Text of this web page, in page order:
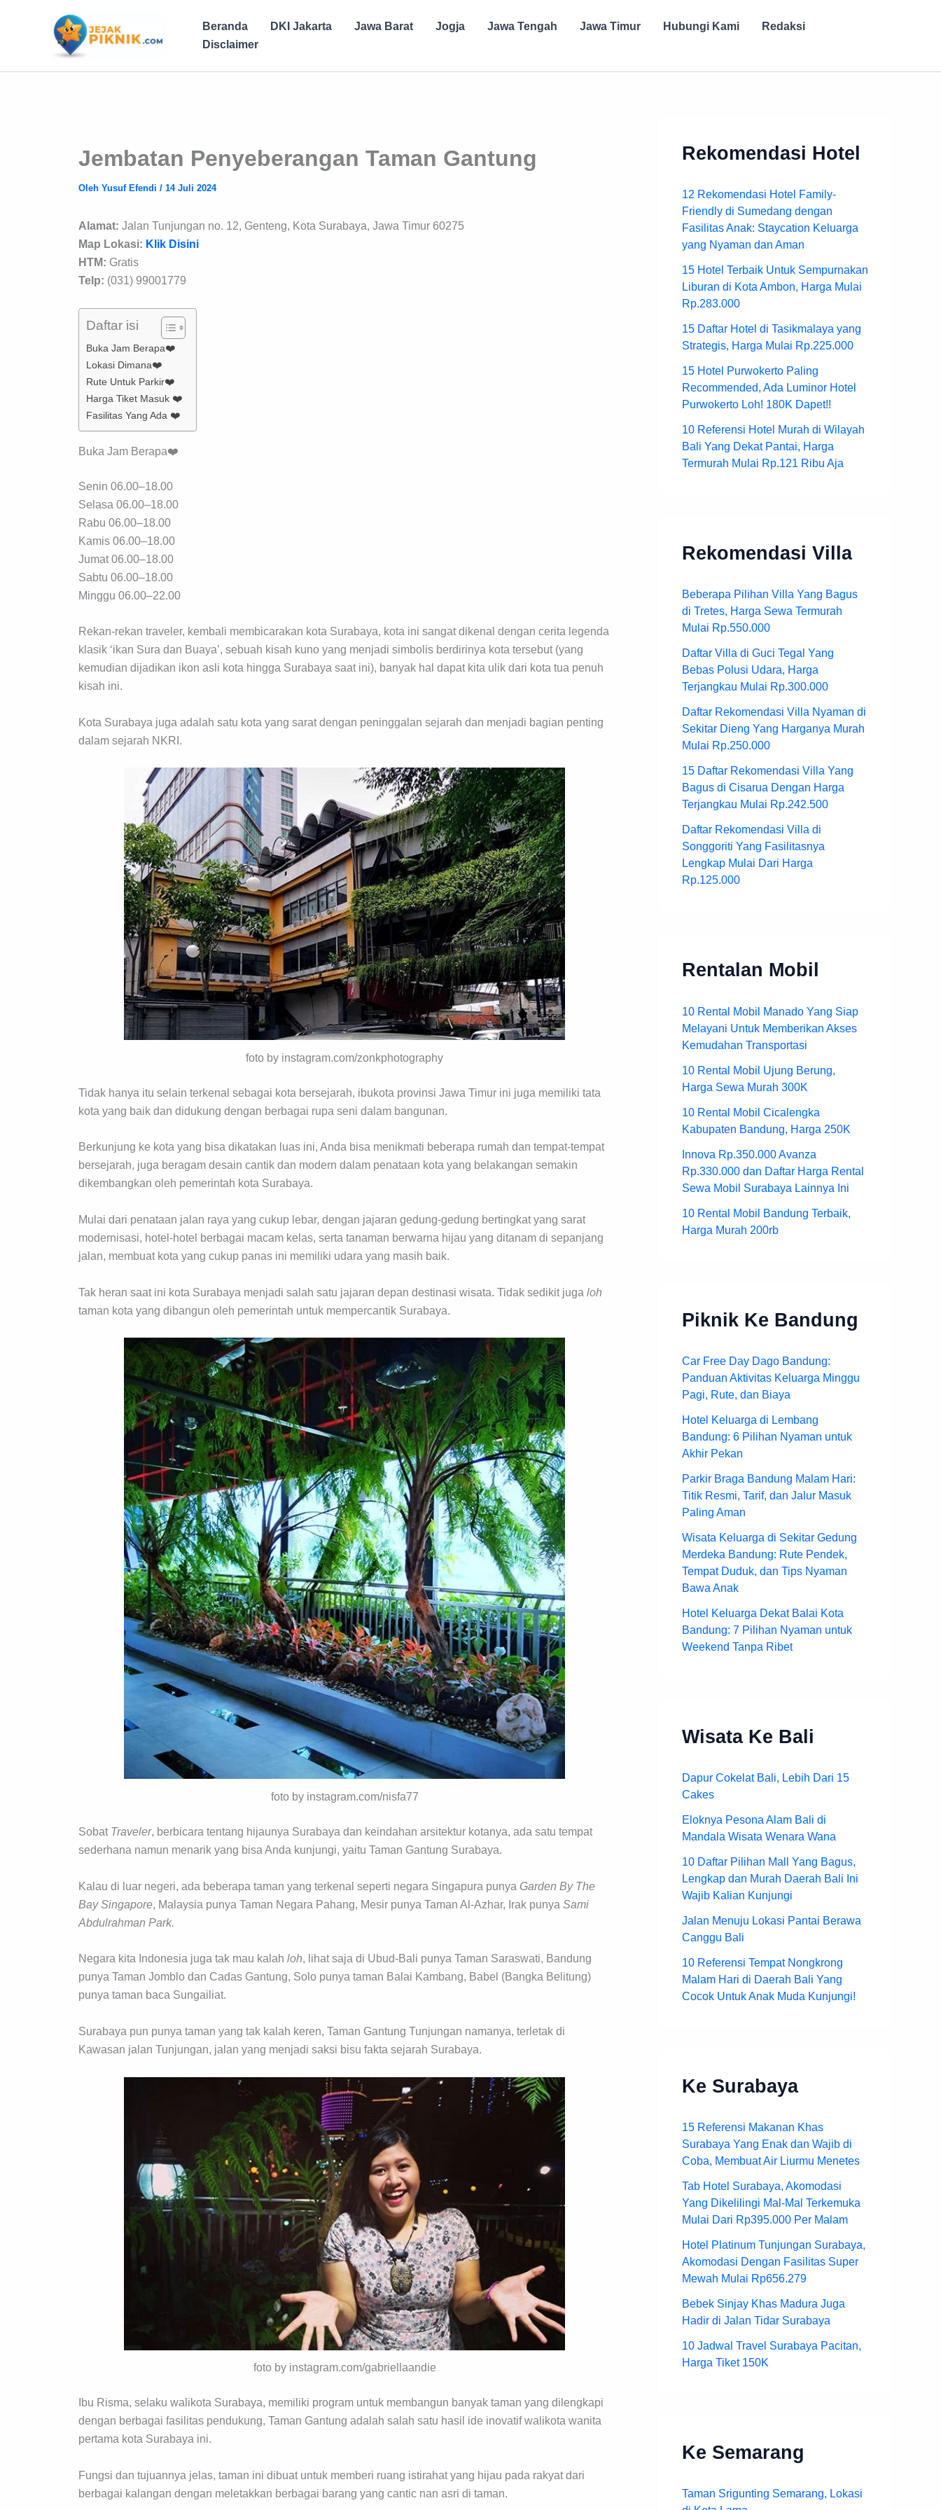
Beranda DKI Jakarta Jawa Barat Jogja Jawa Tengah Jawa Timur Hubungi Kami
Redaksi
Disclaimer
Jembatan Penyeberangan Taman Gantung
Oleh Yusuf Efendi / 14 Juli 2024
Alamat: Jalan Tunjungan no. 12, Genteng, Kota Surabaya, Jawa Timur 60275
Map Lokasi: Klik Disini
HTM: Gratis
Telp: (031) 99001779
Daftar isi
Buka Jam Berapa❤️
Lokasi Dimana❤️
Rute Untuk Parkir❤️
Harga Tiket Masuk ❤️
Fasilitas Yang Ada ❤️
Buka Jam Berapa❤️
Senin 06.00–18.00
Selasa 06.00–18.00
Rabu 06.00–18.00
Kamis 06.00–18.00
Jumat 06.00–18.00
Sabtu 06.00–18.00
Minggu 06.00–22.00
Rekan-rekan traveler, kembali membicarakan kota Surabaya, kota ini sangat dikenal dengan cerita legenda
klasik ‘ikan Sura dan Buaya’, sebuah kisah kuno yang menjadi simbolis berdirinya kota tersebut (yang
kemudian dijadikan ikon asli kota hingga Surabaya saat ini), banyak hal dapat kita ulik dari kota tua penuh
kisah ini.
Kota Surabaya juga adalah satu kota yang sarat dengan peninggalan sejarah dan menjadi bagian penting
dalam sejarah NKRI.
foto by instagram.com/zonkphotography
Tidak hanya itu selain terkenal sebagai kota bersejarah, ibukota provinsi Jawa Timur ini juga memiliki tata
kota yang baik dan didukung dengan berbagai rupa seni dalam bangunan.
Berkunjung ke kota yang bisa dikatakan luas ini, Anda bisa menikmati beberapa rumah dan tempat-tempat
bersejarah, juga beragam desain cantik dan modern dalam penataan kota yang belakangan semakin
dikembangkan oleh pemerintah kota Surabaya.
Mulai dari penataan jalan raya yang cukup lebar, dengan jajaran gedung-gedung bertingkat yang sarat
modernisasi, hotel-hotel berbagai macam kelas, serta tanaman berwarna hijau yang ditanam di sepanjang
jalan, membuat kota yang cukup panas ini memiliki udara yang masih baik.
Tak heran saat ini kota Surabaya menjadi salah satu jajaran depan destinasi wisata. Tidak sedikit juga loh
taman kota yang dibangun oleh pemerintah untuk mempercantik Surabaya.
foto by instagram.com/nisfa77
Sobat Traveler, berbicara tentang hijaunya Surabaya dan keindahan arsitektur kotanya, ada satu tempat
sederhana namun menarik yang bisa Anda kunjungi, yaitu Taman Gantung Surabaya.
Kalau di luar negeri, ada beberapa taman yang terkenal seperti negara Singapura punya Garden By The
Bay Singapore, Malaysia punya Taman Negara Pahang, Mesir punya Taman Al-Azhar, Irak punya Sami
Abdulrahman Park.
Negara kita Indonesia juga tak mau kalah loh, lihat saja di Ubud-Bali punya Taman Saraswati, Bandung
punya Taman Jomblo dan Cadas Gantung, Solo punya taman Balai Kambang, Babel (Bangka Belitung)
punya taman baca Sungailiat.
Surabaya pun punya taman yang tak kalah keren, Taman Gantung Tunjungan namanya, terletak di
Kawasan jalan Tunjungan, jalan yang menjadi saksi bisu fakta sejarah Surabaya.
foto by instagram.com/gabriellaandie
Ibu Risma, selaku walikota Surabaya, memiliki program untuk membangun banyak taman yang dilengkapi
dengan berbagai fasilitas pendukung, Taman Gantung adalah salah satu hasil ide inovatif walikota wanita
pertama kota Surabaya ini.
Fungsi dan tujuannya jelas, taman ini dibuat untuk memberi ruang istirahat yang hijau pada rakyat dari
berbagai kalangan dengan meletakkan berbagai barang yang cantic nan asri di taman.
Rekomendasi Hotel
12 Rekomendasi Hotel Family-
Friendly di Sumedang dengan
Fasilitas Anak: Staycation Keluarga
yang Nyaman dan Aman
15 Hotel Terbaik Untuk Sempurnakan
Liburan di Kota Ambon, Harga Mulai
Rp.283.000
15 Daftar Hotel di Tasikmalaya yang
Strategis, Harga Mulai Rp.225.000
15 Hotel Purwokerto Paling
Recommended, Ada Luminor Hotel
Purwokerto Loh! 180K Dapet!!
10 Referensi Hotel Murah di Wilayah
Bali Yang Dekat Pantai, Harga
Termurah Mulai Rp.121 Ribu Aja
Rekomendasi Villa
Beberapa Pilihan Villa Yang Bagus
di Tretes, Harga Sewa Termurah
Mulai Rp.550.000
Daftar Villa di Guci Tegal Yang
Bebas Polusi Udara, Harga
Terjangkau Mulai Rp.300.000
Daftar Rekomendasi Villa Nyaman di
Sekitar Dieng Yang Harganya Murah
Mulai Rp.250.000
15 Daftar Rekomendasi Villa Yang
Bagus di Cisarua Dengan Harga
Terjangkau Mulai Rp.242.500
Daftar Rekomendasi Villa di
Songgoriti Yang Fasilitasnya
Lengkap Mulai Dari Harga
Rp.125.000
Rentalan Mobil
10 Rental Mobil Manado Yang Siap
Melayani Untuk Memberikan Akses
Kemudahan Transportasi
10 Rental Mobil Ujung Berung,
Harga Sewa Murah 300K
10 Rental Mobil Cicalengka
Kabupaten Bandung, Harga 250K
Innova Rp.350.000 Avanza
Rp.330.000 dan Daftar Harga Rental
Sewa Mobil Surabaya Lainnya Ini
10 Rental Mobil Bandung Terbaik,
Harga Murah 200rb
Piknik Ke Bandung
Car Free Day Dago Bandung:
Panduan Aktivitas Keluarga Minggu
Pagi, Rute, dan Biaya
Hotel Keluarga di Lembang
Bandung: 6 Pilihan Nyaman untuk
Akhir Pekan
Parkir Braga Bandung Malam Hari:
Titik Resmi, Tarif, dan Jalur Masuk
Paling Aman
Wisata Keluarga di Sekitar Gedung
Merdeka Bandung: Rute Pendek,
Tempat Duduk, dan Tips Nyaman
Bawa Anak
Hotel Keluarga Dekat Balai Kota
Bandung: 7 Pilihan Nyaman untuk
Weekend Tanpa Ribet
Wisata Ke Bali
Dapur Cokelat Bali, Lebih Dari 15
Cakes
Eloknya Pesona Alam Bali di
Mandala Wisata Wenara Wana
10 Daftar Pilihan Mall Yang Bagus,
Lengkap dan Murah Daerah Bali Ini
Wajib Kalian Kunjungi
Jalan Menuju Lokasi Pantai Berawa
Canggu Bali
10 Referensi Tempat Nongkrong
Malam Hari di Daerah Bali Yang
Cocok Untuk Anak Muda Kunjungi!
Ke Surabaya
15 Referensi Makanan Khas
Surabaya Yang Enak dan Wajib di
Coba, Membuat Air Liurmu Menetes
Tab Hotel Surabaya, Akomodasi
Yang Dikelilingi Mal-Mal Terkemuka
Mulai Dari Rp395.000 Per Malam
Hotel Platinum Tunjungan Surabaya,
Akomodasi Dengan Fasilitas Super
Mewah Mulai Rp656.279
Bebek Sinjay Khas Madura Juga
Hadir di Jalan Tidar Surabaya
10 Jadwal Travel Surabaya Pacitan,
Harga Tiket 150K
Ke Semarang
Taman Srigunting Semarang, Lokasi